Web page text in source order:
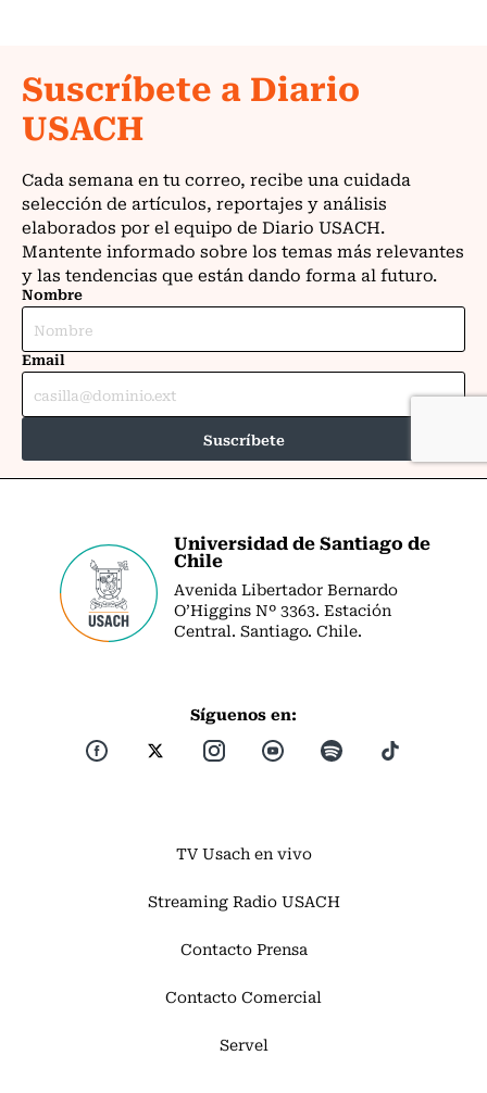
Universidad de Santiago de
Chile
Avenida Libertador Bernardo
O’Higgins Nº 3363. Estación
Central. Santiago. Chile.
Síguenos en:
TV Usach en vivo
Streaming Radio USACH
Contacto Prensa
Contacto Comercial
Servel